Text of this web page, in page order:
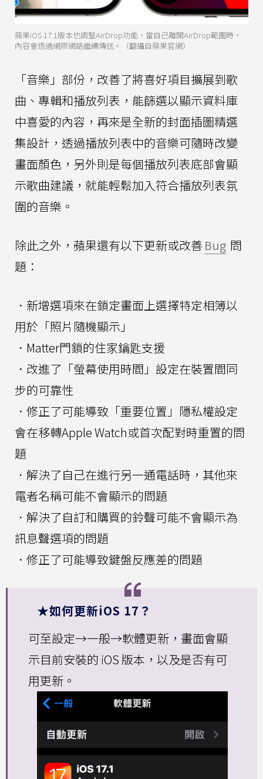
蘋果iOS 17.1版本也調整AirDrop功能，當自己離開AirDrop範圍時，
內容會透過網際網路繼續傳送。（翻攝自蘋果官網）
「音樂」部份，改善了將喜好項目擴展到歌
曲、專輯和播放列表，能篩選以顯示資料庫
中喜愛的內容，再來是全新的封面插圖精選
集設計，透過播放列表中的音樂可隨時改變
畫面顏色，另外則是每個播放列表底部會顯
示歌曲建議，就能輕鬆加入符合播放列表氛
圍的音樂。
除此之外，蘋果還有以下更新或改善 Bug 問
題：
．新增選項來在鎖定畫面上選擇特定相簿以
用於「照片隨機顯示」
．Matter門鎖的住家鑰匙支援
．改進了「螢幕使用時間」設定在裝置間同
步的可靠性
．修正了可能導致「重要位置」隱私權設定
會在移轉Apple Watch或首次配對時重置的問
題
．解決了自己在進行另一通電話時，其他來
電者名稱可能不會顯示的問題
．解決了自訂和購買的鈴聲可能不會顯示為
訊息聲選項的問題
．修正了可能導致鍵盤反應差的問題
★如何更新iOS 17？
可至設定→一般→軟體更新，畫面會顯
示目前安裝的 iOS 版本，以及是否有可
用更新。